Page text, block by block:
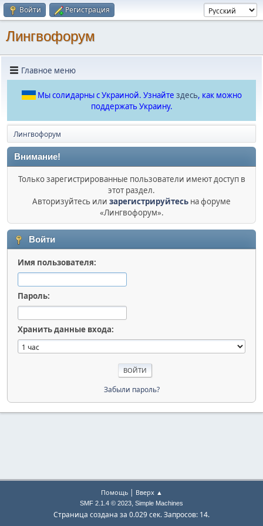
Войти Регистрация
Лингвофорум
Главное меню
Мы солидарны с Украиной. Узнайте здесь, как можно
поддержать Украину.
Лингвофорум
Внимание!
Только зарегистрированные пользователи имеют доступ в
этот раздел.
Авторизуйтесь или зарегистрируйтесь на форуме
«Лингвофорум».
Войти
Имя пользователя:
Пароль:
Хранить данные входа:
Забыли пароль?
Помощь| Вверх ▲
SMF 2.1.4 © 2023, Simple Machines
Страница создана за 0.029 сек. Запросов: 14.